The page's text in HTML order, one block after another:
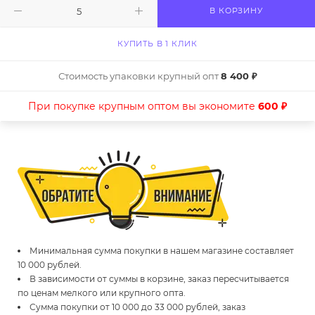
В КОРЗИНУ
КУПИТЬ В 1 КЛИК
Стоимость упаковки крупный опт8 400 ₽
При покупке крупным оптом вы экономите 600 ₽
Минимальная сумма покупки в нашем магазине составляет
10 000 рублей.
В зависимости от суммы в корзине, заказ пересчитывается
по ценам мелкого или крупного опта.
Сумма покупки от 10 000 до 33 000 рублей, заказ